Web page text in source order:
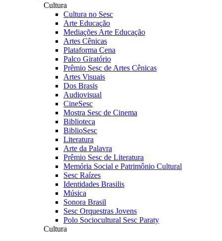
Cultura
Cultura no Sesc
Arte Educação
Mediações Arte Educação
Artes Cênicas
Plataforma Cena
Palco Giratório
Prêmio Sesc de Artes Cênicas
Artes Visuais
Dos Brasis
Audiovisual
CineSesc
Mostra Sesc de Cinema
Biblioteca
BiblioSesc
Literatura
Arte da Palavra
Prêmio Sesc de Literatura
Memória Social e Patrimônio Cultural
Sesc Raízes
Identidades Brasilis
Música
Sonora Brasil
Sesc Orquestras Jovens
Polo Sociocultural Sesc Paraty
Cultura